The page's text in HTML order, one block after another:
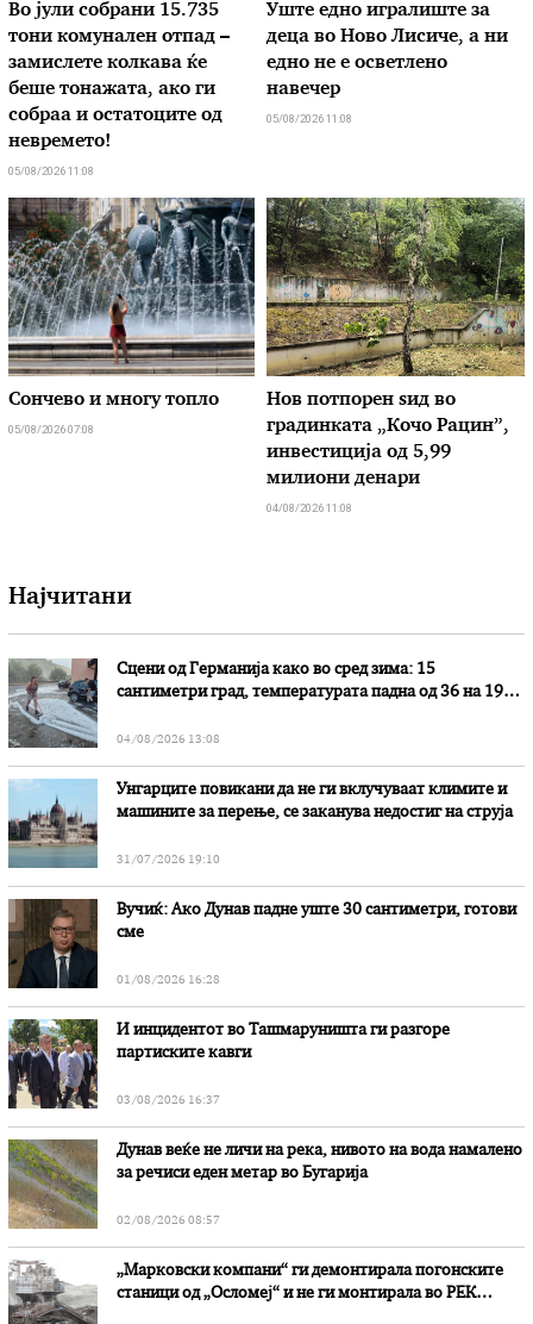
Во јули собрани 15.735
тони комунален отпад –
замислете колкава ќе
беше тонажата, ако ги
собраа и остатоците од
невремето!
05/08/2026 11:08
Уште едно игралиште за
деца во Ново Лисиче, а ни
едно не е осветлено
навечер
05/08/2026 11:08
Сончево и многу топло
05/08/2026 07:08
Нов потпорен ѕид во
градинката „Кочо Рацин”,
инвестиција од 5,99
милиони денари
04/08/2026 11:08
Најчитани
Сцени од Германија како во сред зима: 15
сантиметри град, температурата падна од 36 на 19
04/08/2026 13:08
Унгарците повикани да не ги вклучуваат климите и
машините за перење, се заканува недостиг на струја
31/07/2026 19:10
Вучиќ: Ако Дунав падне уште 30 сантиметри, готови
сме
01/08/2026 16:28
И инцидентот во Ташмаруништa ги разгоре
партиските кавги
03/08/2026 16:37
Дунав веќе не личи на река, нивото на вода намалено
за речиси еден метар во Бугарија
02/08/2026 08:57
„Марковски компани“ ги демонтирала погонските
станици од „Осломеј“ и не ги монтирала во РЕК